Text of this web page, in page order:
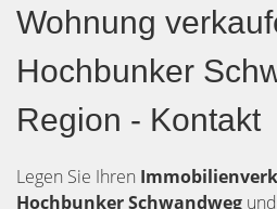
Wohnung
Hochbunker
Region - Kontakt
Legen Sie Ihren
Hochbunker Schwandweg und